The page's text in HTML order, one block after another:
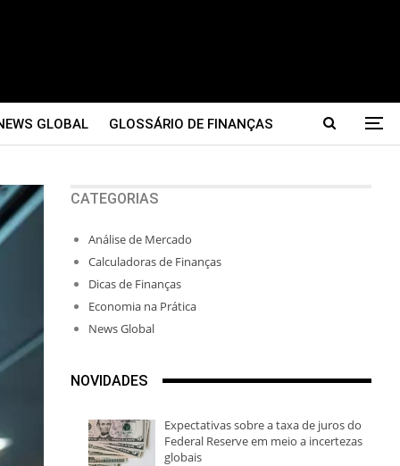
GLOBAL GLOSSÁRIO DE FINANÇAS
CATEGORIAS
Análise de Mercado
Calculadoras de Finanças
Dicas de Finanças
Economia na Prática
News Global
NOVIDADES
Expectativas sobre a taxa de juros do
Federal Reserve em meio a incertezas
globais